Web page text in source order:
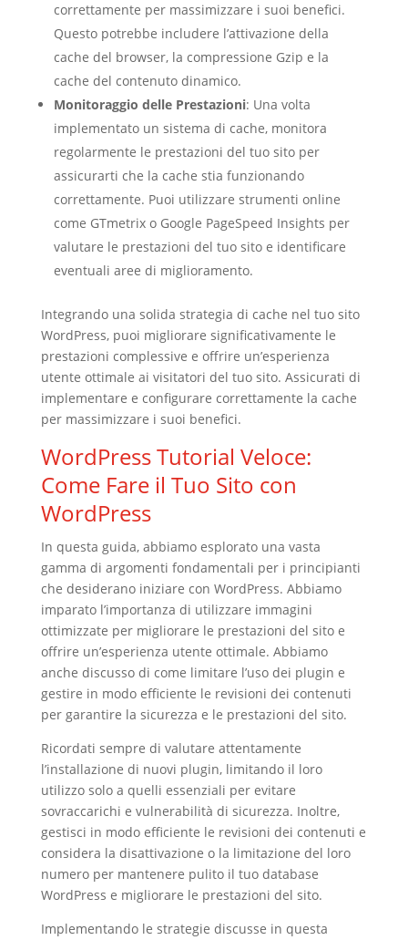
correttamente per massimizzare i suoi benefici.
Questo potrebbe includere l’attivazione della
cache del browser, la compressione Gzip e la
cache del contenuto dinamico.
Monitoraggio delle Prestazioni: Una volta
implementato un sistema di cache, monitora
regolarmente le prestazioni del tuo sito per
assicurarti che la cache stia funzionando
correttamente. Puoi utilizzare strumenti online
come GTmetrix o Google PageSpeed Insights per
valutare le prestazioni del tuo sito e identificare
eventuali aree di miglioramento.
Integrando una solida strategia di cache nel tuo sito
WordPress, puoi migliorare significativamente le
prestazioni complessive e offrire un’esperienza
utente ottimale ai visitatori del tuo sito. Assicurati di
implementare e configurare correttamente la cache
per massimizzare i suoi benefici.
WordPress Tutorial Veloce:
Come Fare il Tuo Sito con
WordPress
In questa guida, abbiamo esplorato una vasta
gamma di argomenti fondamentali per i principianti
che desiderano iniziare con WordPress. Abbiamo
imparato l’importanza di utilizzare immagini
ottimizzate per migliorare le prestazioni del sito e
offrire un’esperienza utente ottimale. Abbiamo
anche discusso di come limitare l’uso dei plugin e
gestire in modo efficiente le revisioni dei contenuti
per garantire la sicurezza e le prestazioni del sito.
Ricordati sempre di valutare attentamente
l’installazione di nuovi plugin, limitando il loro
utilizzo solo a quelli essenziali per evitare
sovraccarichi e vulnerabilità di sicurezza. Inoltre,
gestisci in modo efficiente le revisioni dei contenuti e
considera la disattivazione o la limitazione del loro
numero per mantenere pulito il tuo database
WordPress e migliorare le prestazioni del sito.
Implementando le strategie discusse in questa